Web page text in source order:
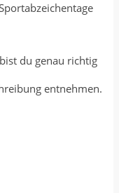
du genau richtig
entnehmen.